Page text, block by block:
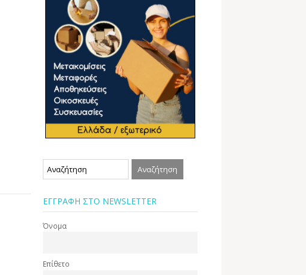
ΕΓΓΡΑΦΗ ΣΤΟ NEWSLETTER
Όνομα
Επίθετο